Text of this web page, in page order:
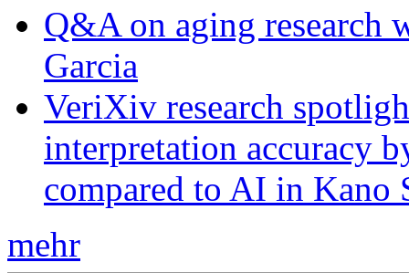
Q&A on aging research
Garcia
VeriXiv research
interpretation accuracy
compared to AI in Kano
mehr